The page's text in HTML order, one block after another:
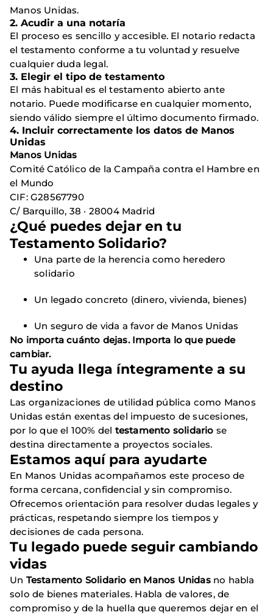
Manos Unidas.
2. Acudir a una notaría
El proceso es sencillo y accesible. El notario redacta
el testamento conforme a tu voluntad y resuelve
cualquier duda legal.
3. Elegir el tipo de testamento
El más habitual es el testamento abierto ante
notario. Puede modificarse en cualquier momento,
siendo válido siempre el último documento firmado.
4. Incluir correctamente los datos de Manos
Unidas
Manos Unidas
Comité Católico de la Campaña contra el Hambre en
el Mundo
CIF: G28567790
C/ Barquillo, 38 · 28004 Madrid
¿Qué puedes dejar en tu
Testamento Solidario?
Una parte de la herencia como heredero
solidario
Un legado concreto (dinero, vivienda, bienes)
Un seguro de vida a favor de Manos Unidas
No importa cuánto dejas. Importa lo que puede
cambiar.
Tu ayuda llega íntegramente a su
destino
Las organizaciones de utilidad pública como Manos
Unidas están exentas del impuesto de sucesiones,
por lo que el 100% del testamento solidario se
destina directamente a proyectos sociales.
Estamos aquí para ayudarte
En Manos Unidas acompañamos este proceso de
forma cercana, confidencial y sin compromiso.
Ofrecemos orientación para resolver dudas legales y
prácticas, respetando siempre los tiempos y
decisiones de cada persona.
Tu legado puede seguir cambiando
vidas
Un Testamento Solidario en Manos Unidasno habla
solo de bienes materiales. Habla de valores, de
compromiso y de la huella que queremos dejar en el